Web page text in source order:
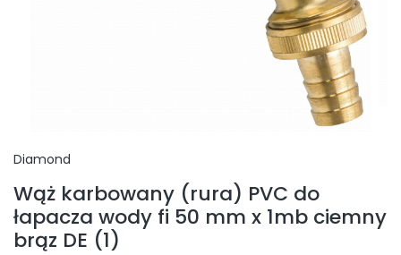
Diamond
Wąż karbowany (rura) PVC do
łapacza wody fi 50 mm x 1mb ciemny
brąz DE (1)